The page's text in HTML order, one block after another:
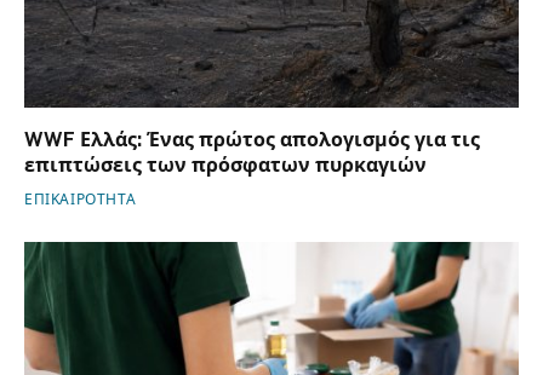
WWF Ελλάς: Ένας πρώτος απολογισμός για τις
επιπτώσεις των πρόσφατων πυρκαγιών
ΕΠΙΚΑΙΡΟΤΗΤΑ